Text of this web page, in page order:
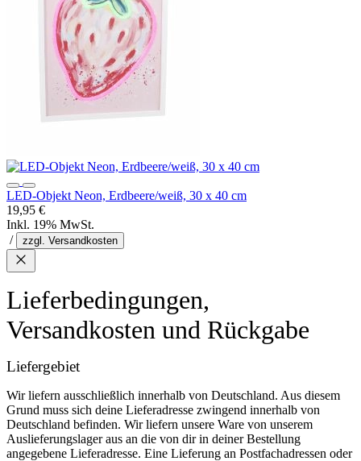
LED-Objekt Neon, Erdbeere/weiß, 30 x 40 cm
19,95 €
Inkl. 19% MwSt.
/
zzgl. Versandkosten
Lieferbedingungen,
Versandkosten und Rückgabe
Liefergebiet
Wir liefern ausschließlich innerhalb von Deutschland. Aus diesem
Grund muss sich deine Lieferadresse zwingend innerhalb von
Deutschland befinden. Wir liefern unsere Ware von unserem
Auslieferungslager aus an die von dir in deiner Bestellung
angegebene Lieferadresse. Eine Lieferung an Postfachadressen oder